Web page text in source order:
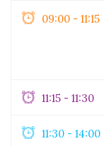
09:00 - 11:15
11:15 - 11:30
11:30 - 14:00